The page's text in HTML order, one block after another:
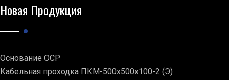
Новая Продукция
Основание ОСР
Кабельная проходка ПКМ-500х500х100-2 (Э)